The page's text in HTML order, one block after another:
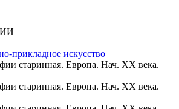
прикладное искусство